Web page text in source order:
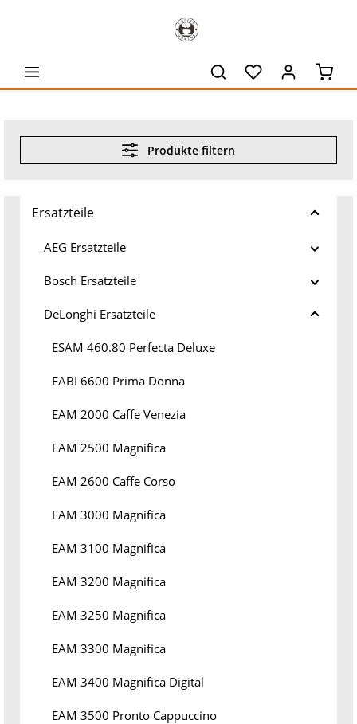
Produkte filtern
Ersatzteile
AEG Ersatzteile
Bosch Ersatzteile
DeLonghi Ersatzteile
ESAM 460.80 Perfecta Deluxe
EABI 6600 Prima Donna
EAM 2000 Caffe Venezia
EAM 2500 Magnifica
EAM 2600 Caffe Corso
EAM 3000 Magnifica
EAM 3100 Magnifica
EAM 3200 Magnifica
EAM 3250 Magnifica
EAM 3300 Magnifica
EAM 3400 Magnifica Digital
EAM 3500 Pronto Cappuccino